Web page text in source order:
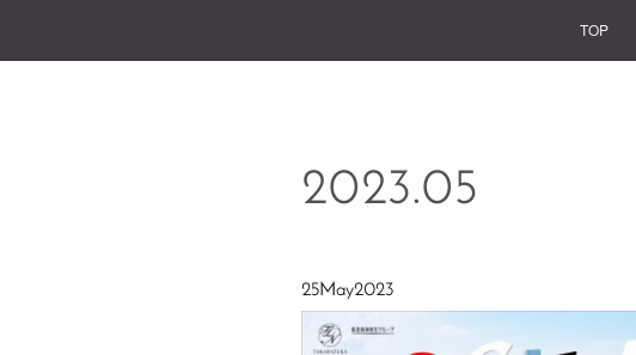
TOP
2023.05
25May2023